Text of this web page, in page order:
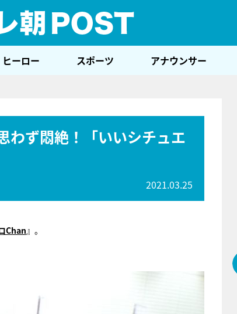
ーロー スポーツ アナウンサー
わず悶絶！「いいシチュエ
2021.03.25
Chan』。
E齋藤樹愛羅＆佐々木舞香SPインタ